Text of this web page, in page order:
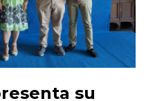
su